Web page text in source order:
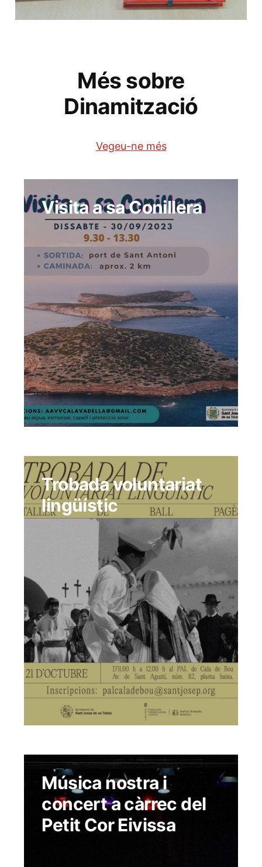
Més sobre
Dinamització
Vegeu-ne més
Visita a sa Conillera
Trobada voluntariat
lingüístic
Música nostra i
concert a càrrec del
Petit Cor Eivissa